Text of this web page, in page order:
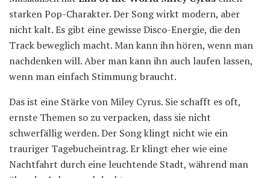
starken Pop-Charakter. Der Song wirkt modern, aber
nicht kalt. Es gibt eine gewisse Disco-Energie, die den
Track beweglich macht. Man kann ihn hören, wenn man
nachdenken will. Aber man kann ihn auch laufen lassen,
wenn man einfach Stimmung braucht.
Das ist eine Stärke von Miley Cyrus. Sie schafft es oft,
ernste Themen so zu verpacken, dass sie nicht
schwerfällig werden. Der Song klingt nicht wie ein
trauriger Tagebucheintrag. Er klingt eher wie eine
Nachtfahrt durch eine leuchtende Stadt, während man